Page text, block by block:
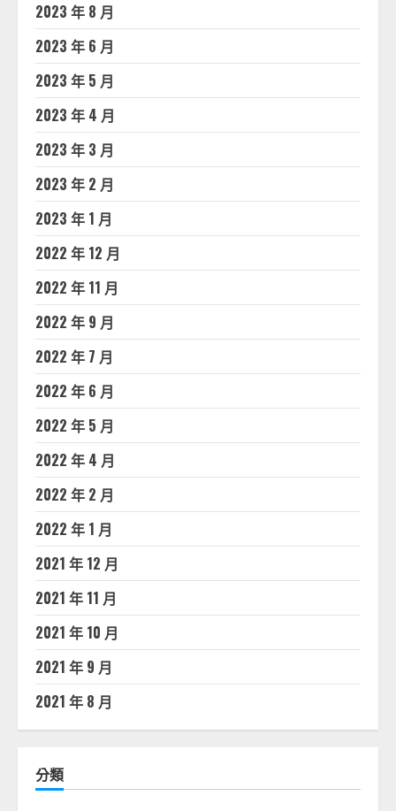
2023 年 8 月
2023 年 6 月
2023 年 5 月
2023 年 4 月
2023 年 3 月
2023 年 2 月
2023 年 1 月
2022 年 12 月
2022 年 11 月
2022 年 9 月
2022 年 7 月
2022 年 6 月
2022 年 5 月
2022 年 4 月
2022 年 2 月
2022 年 1 月
2021 年 12 月
2021 年 11 月
2021 年 10 月
2021 年 9 月
2021 年 8 月
分類